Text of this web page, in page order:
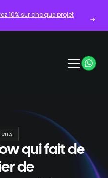
10% sur chaque projet
qui faitde
de